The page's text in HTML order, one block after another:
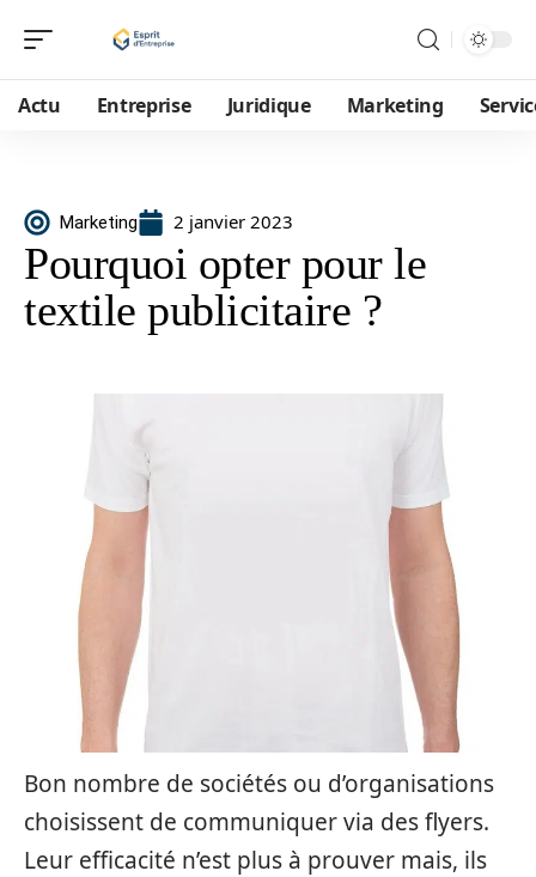
Actu Entreprise Juridique Marketing
Marketing 2 janvier 2023
Pourquoi opter pour le
textile publicitaire ?
Bon nombre de sociétés ou d’organisations
choisissent de communiquer via des flyers.
Leur efficacité n’est plus à prouver mais, ils